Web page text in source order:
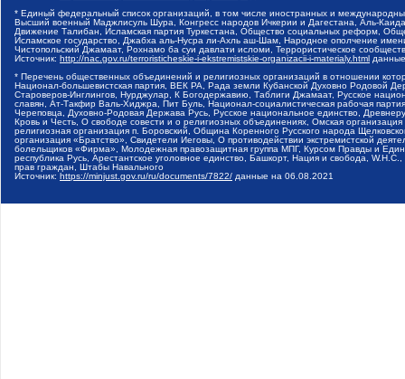
* Единый федеральный список организаций, в том числе иностранных и
Высший военный Маджлисуль Шура, Конгресс народов Ичкерии и Дагестана, Аль-
Движение Талибан, Исламская партия Туркестана, Общество социальных реформ,
Исламское государство, Джабха аль-Нусра ли-Ахль аш-Шам, Народное ополчение
Чистопольский Джамаат, Рохнамо ба суи давлати исломи, Террористическое
Источник: http://nac.gov.ru/terroristicheskie-i-ekstremistskie-organizacii-i-materialy.html
* Перечень общественных объединений и религиозных организаций в отношении
Национал-большевистская партия, ВЕК РА, Рада земли Кубанской Духовно Родовой
Староверов-Инглингов, Нурджулар, К Богодержавию, Таблиги Джамаат, Русское
славян, Ат-Такфир Валь-Хиджра, Пит Буль, Национал-социалистическая рабочая
Череповца, Духовно-Родовая Держава Русь, Русское национальное единство,
Кровь и Честь, О свободе совести и о религиозных объединениях, Омская
религиозная организация п. Боровский, Община Коренного Русского народа
организация «Братство», Свидетели Иеговы, О противодействии экстремистской
болельщиков «Фирма», Молодежная правозащитная группа МПГ, Курсом Правды и
республика Русь, Арестантское уголовное единство, Башкорт, Нация и свобода,
прав граждан, Штабы Навального
Источник: https://minjust.gov.ru/ru/documents/7822/ данные на 06.08.2021